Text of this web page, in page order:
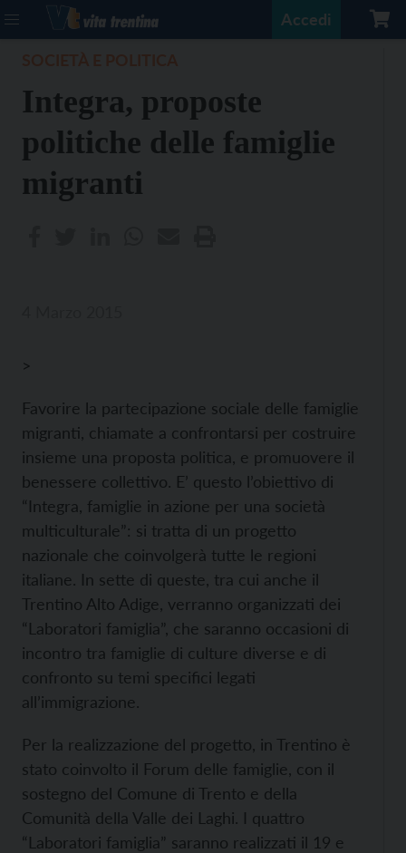
Accedi
Integra, proposte
politiche delle famiglie
migranti
>
Favorire la partecipazione sociale delle famiglie
migranti, chiamate a confrontarsi per costruire
insieme una proposta politica, e promuovere il
benessere collettivo. E’ questo l’obiettivo di
“Integra, famiglie in azione per una società
multiculturale”: si tratta di un progetto
nazionale che coinvolgerà tutte le regioni
italiane. In sette di queste, tra cui anche il
Trentino Alto Adige, verranno organizzati dei
“Laboratori famiglia”, che saranno occasioni di
incontro tra famiglie di culture diverse e di
confronto su temi specifici legati
all’immigrazione.
Per la realizzazione del progetto, in Trentino è
stato coinvolto il Forum delle famiglie, con il
sostegno del Comune di Trento e della
Comunità della Valle dei Laghi. I quattro
“Laboratori famiglia” saranno realizzati il 19 e